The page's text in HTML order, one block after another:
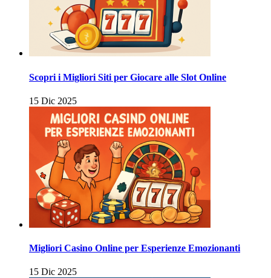
Scopri i Migliori Siti per Giocare alle Slot Online
15 Dic 2025
Migliori Casino Online per Esperienze Emozionanti
15 Dic 2025